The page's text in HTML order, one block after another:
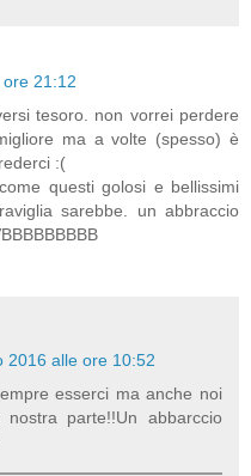
21:12
tesoro. non vorrei perdere
ma a volte (spesso) è
:(
questi golosi e bellissimi
sarebbe. un abbraccio
2016 alle ore 10:52
esserci ma anche noi
parte!!Un abbarccio